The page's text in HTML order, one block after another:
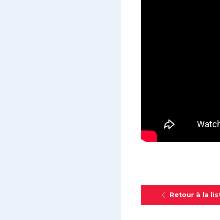
Retour à la